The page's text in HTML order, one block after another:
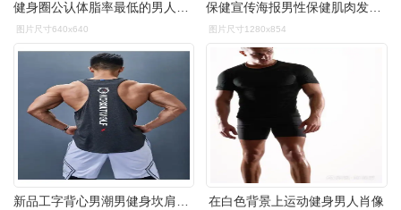
图片尺寸640x640 图片尺寸1280x854
新品工字背心男潮男健身坎肩宽松无袖工字跑步运动背心健身衣服男训练 在白色背景上运动健身男人肖像